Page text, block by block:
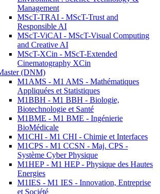
Management
MScT-TRAI - MScT-Trust and
Responsible AI
MScT-ViCAI - MScT-Visual Computing
and Creative AI
MScT-XCin - MScT-Extended
Cinematography XCin
(DNM)
M1AMS - M1 AMS - Mathématiques
Appliquées et Statistiques
M1BBH - M1 BBH - Biologie,
Biotechnologie et Santé
M1BME - M1 BME - Ingénierie
BioMédicale
M1CHI - M1 CHI - Chimie et Interfaces
M1CPS - M1 CCSN - Maj. CPS -
Système Cyber Physique
M1HEP - M1 HEP - Physique des Hautes
Energies
M1IES - M1 IES - Innovation, Entreprise
et Société